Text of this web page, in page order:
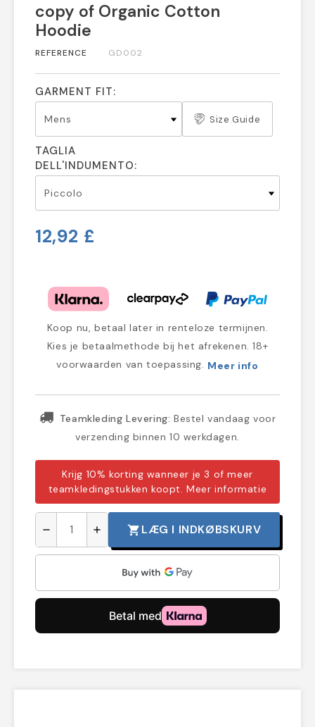
copy of Organic Cotton
Hoodie
REFERENCE GD002
GARMENT FIT:
Size Guide
TAGLIA
DELL'INDUMENTO:
12,92 £
Koop nu, betaal later in renteloze termijnen.
Kies je betaalmethode bij het afrekenen. 18+
voorwaarden van toepassing. Meer info
Teamkleding Levering: Bestel vandaag voor
verzending binnen 10 werkdagen.
Krijg 10% korting wanneer je 3 of meer
teamkledingstukken koopt.Meer informatie
remove add shopping_cart LÆG I INDKØBSKURV